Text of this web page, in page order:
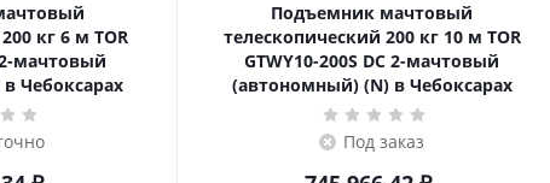
TOR
2-мачтовый
Чебоксарах
Подъемник мачтовый
телескопический 200 кг 10 м TOR
GTWY10-200S DC 2-мачтовый
(автономный) (N) в Чебоксарах
Под заказ